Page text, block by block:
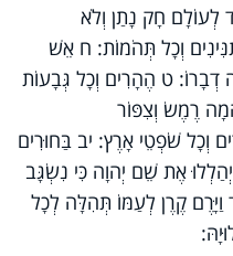
לְעוֹלָם חָק נָתַן וְלֹא
וְכָל תְּהֹמוֹת: ח אֵשׁ
דְבָרוֹ: ט הֶהָרִים וְכָל גְּבָעוֹת
רֶמֶשׂ וְצִפּוֹר
וְכָל שֹׁפְטֵי אָרֶץ: יב בַּחוּרִים
אֶת שֵׁם יְהוָה כִּי נִשְׂגָּב
וַיָּרֶם קֶרֶן לְעַמּוֹ תְּהִלָּה לְכָל